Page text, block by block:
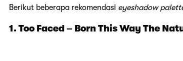
Berikut beberapa rekomendasi eyeshadow
1. Too Faced – Born This Way The